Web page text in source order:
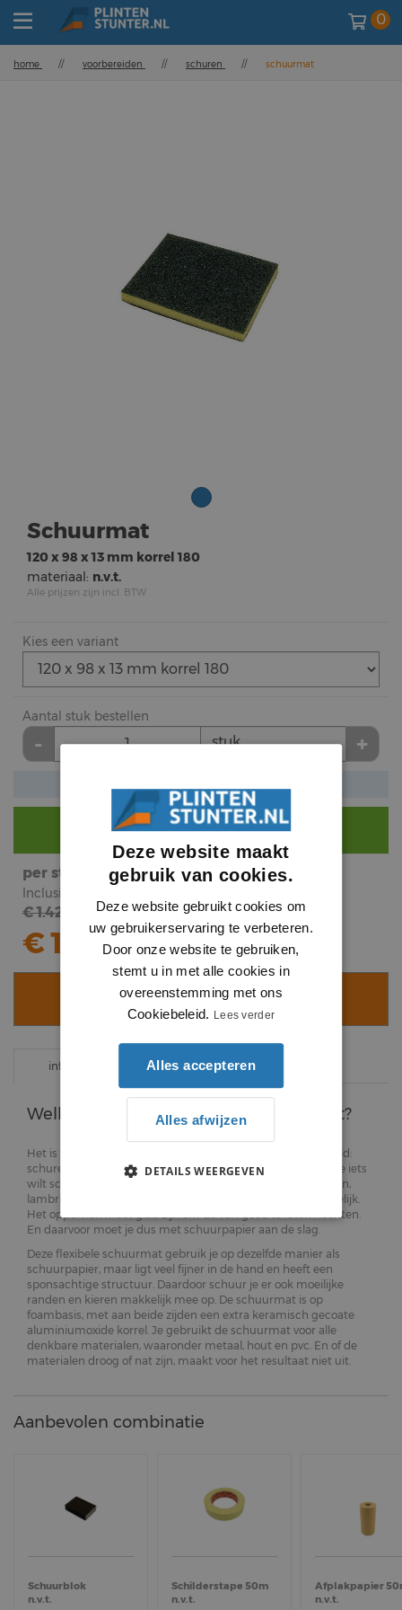
0
home // voorbereiden // schuren // schuurmat
Schuurmat
120 x 98 x 13 mm korrel 180
materiaal: n.v.t.
Alle prijzen zijn incl. BTW
Kies een variant
Aantal stuk bestellen
- stuk +
Nog €290voor gratis bezorging.
per stuk
Inclusief BTW
€ 1.42
€ 1.02
subtotaal
€1.02
VOEG TOE AAN WINKELWAGEN
informatie specificaties
Welke eigenschappen heeft dit product?
Het is voor veel doe-het-zelvers een weinig geliefde bezigheid:
schuren. Toch ontkom je er bij veel klussen niet aan. Zodra je iets
wilt schilderen, zoals bijvoorbeeld onze architraven, sierlijsten,
lambrisering of goedkope plinten, is schuren echt noodzakelijk.
Het oppervlak moet glad zijn om de verf goed te laten hechten.
En daarvoor moet je dus met schuurpapier aan de slag.
Deze flexibele schuurmat gebruik je op dezelfde manier als
schuurpapier, maar ligt veel fijner in de hand en heeft een
sponsachtige structuur. Daardoor schuur je er ook moeilijke
randen en kieren makkelijk mee op. De schuurmat is op
foambasis, met aan beide zijden een extra keramisch gecoate
aluminiumoxide korrel. Je gebruikt de schuurmat voor alle
denkbare materialen, waaronder metaal, hout en pvc. En of de
materialen droog of nat zijn, maakt voor het resultaat niet uit.
Aanbevolen combinatie
Schuurblok
n.v.t.
Schilderstape 50m
n.v.t.
Afplakpapier
n.v.t.
Deze website maakt
gebruik van cookies.
Deze website gebruikt cookies om
uw gebruikerservaring te verbeteren.
Door onze website te gebruiken,
stemt u in met alle cookies in
overeenstemming met ons
Cookiebeleid. Lees verder
Alles accepteren
Alles afwijzen
DETAILS WEERGEVEN